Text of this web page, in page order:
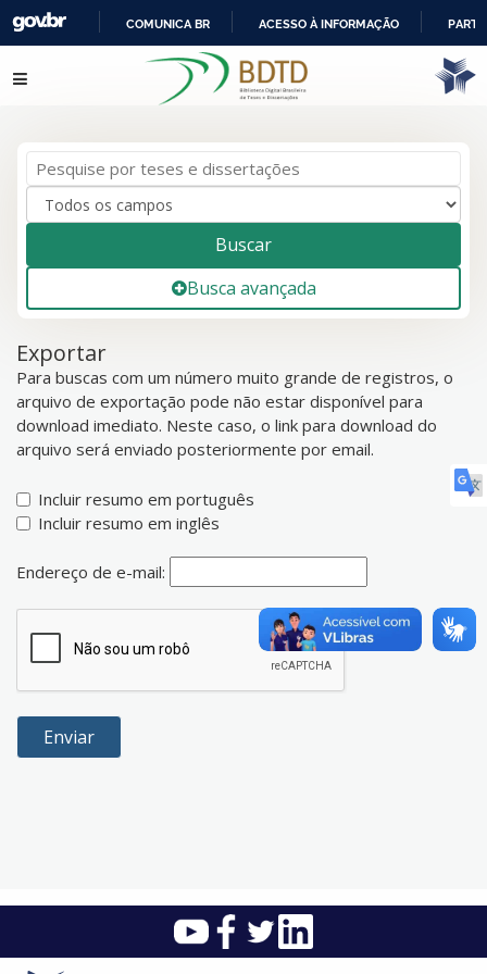
IR
PARA
COMUNICA BR ACESSO À INFORMAÇÃO
Pular para o conteúdo
Buscar
Busca avançada
Exportar
Para buscas com um número muito grande de registros, o
arquivo de exportação pode não estar disponível para
download imediato. Neste caso, o link para download do
arquivo será enviado posteriormente por email.
Incluir resumo em português
Incluir resumo em inglês
Endereço de e-mail: